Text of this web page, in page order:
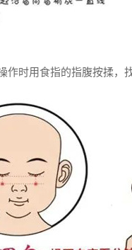
作时用食指的指腹按揉，